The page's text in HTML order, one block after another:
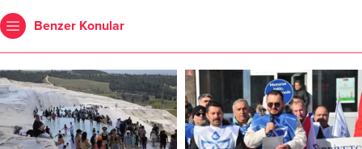
Benzer Konular